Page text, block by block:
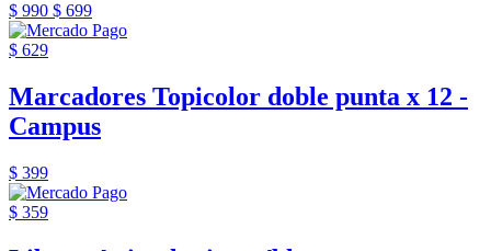
$ 990 $ 699
$ 629
Marcadores Topicolor doble punta x 12 -
Campus
$ 399
$ 359